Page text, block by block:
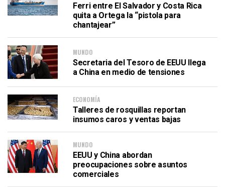
Ferri entre El Salvador y Costa Rica
quita a Ortega la “pistola para
chantajear”
MUNDO
Secretaria del Tesoro de EEUU llega
a China en medio de tensiones
ECONOMÍA
Talleres de rosquillas reportan
insumos caros y ventas bajas
MUNDO
EEUU y China abordan
preocupaciones sobre asuntos
comerciales